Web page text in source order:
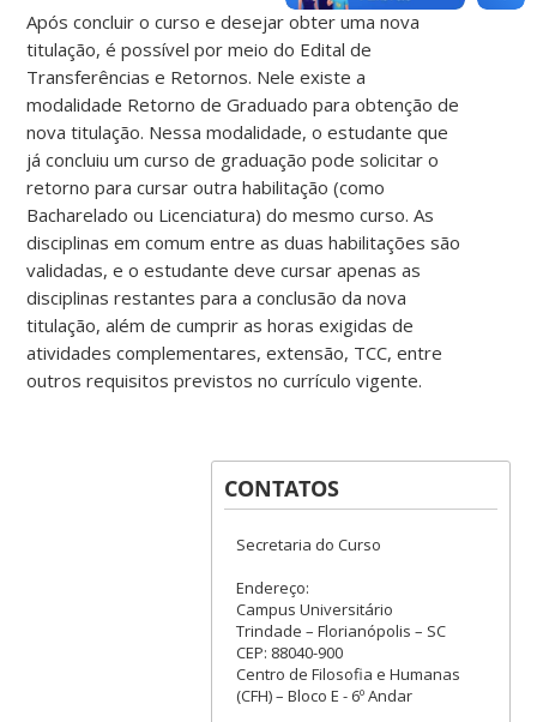
Após concluir o curso e desejar obter uma nova
titulação, é possível por meio do Edital de
Transferências e Retornos. Nele existe a
modalidade Retorno de Graduado para obtenção de
nova titulação. Nessa modalidade, o estudante que
já concluiu um curso de graduação pode solicitar o
retorno para cursar outra habilitação (como
Bacharelado ou Licenciatura) do mesmo curso. As
disciplinas em comum entre as duas habilitações são
validadas, e o estudante deve cursar apenas as
disciplinas restantes para a conclusão da nova
titulação, além de cumprir as horas exigidas de
atividades complementares, extensão, TCC, entre
outros requisitos previstos no currículo vigente.
CONTATOS
Secretaria do Curso
Endereço:
Campus Universitário
Trindade – Florianópolis – SC
CEP: 88040-900
Centro de Filosofia e Humanas
(CFH) – Bloco E - 6º Andar